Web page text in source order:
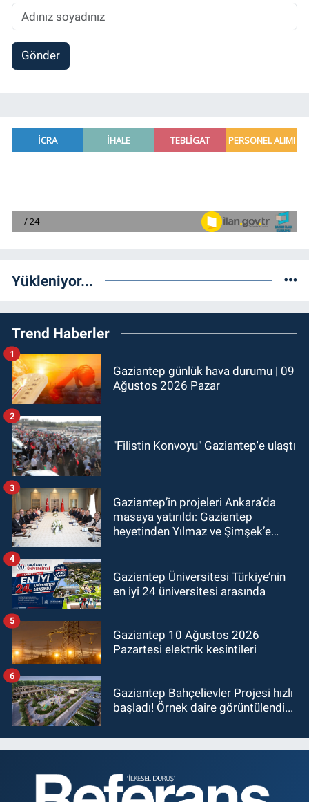
Gönder
Yükleniyor...
Trend Haberler
Gaziantep günlük hava durumu | 09
Ağustos 2026 Pazar
1
"Filistin Konvoyu" Gaziantep'e ulaştı
2
Gaziantep’in projeleri Ankara’da
masaya yatırıldı: Gaziantep
heyetinden Yılmaz ve Şimşek’e
3
Gaziantep Üniversitesi Türkiye’nin
en iyi 24 üniversitesi arasında
4
Gaziantep 10 Ağustos 2026
Pazartesi elektrik kesintileri
5
Gaziantep Bahçelievler Projesi hızlı
başladı! Örnek daire görüntülendi...
6